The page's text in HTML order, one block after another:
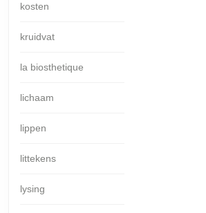
kosten
kruidvat
la biosthetique
lichaam
lippen
littekens
lysing